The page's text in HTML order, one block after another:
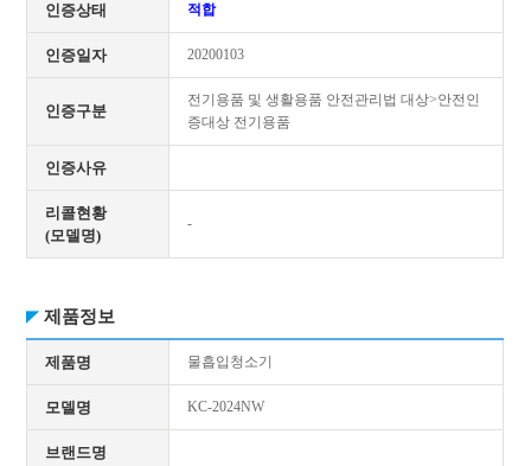
인증상태 적합
인증일자 20200103
인증구분
전기용품 및 생활용품 안전관리법 대상>안전인
증대상 전기용품
인증사유
리콜현황
(모델명)
-
제품정보
제품명 물흡입청소기
모델명 KC-2024NW
브랜드명